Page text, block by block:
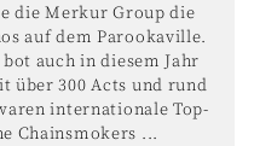
die Merkur Group die
auf dem Parookaville.
auch in diesem Jahr
über 300 Acts und rund
internationale Top-
Chainsmokers ...